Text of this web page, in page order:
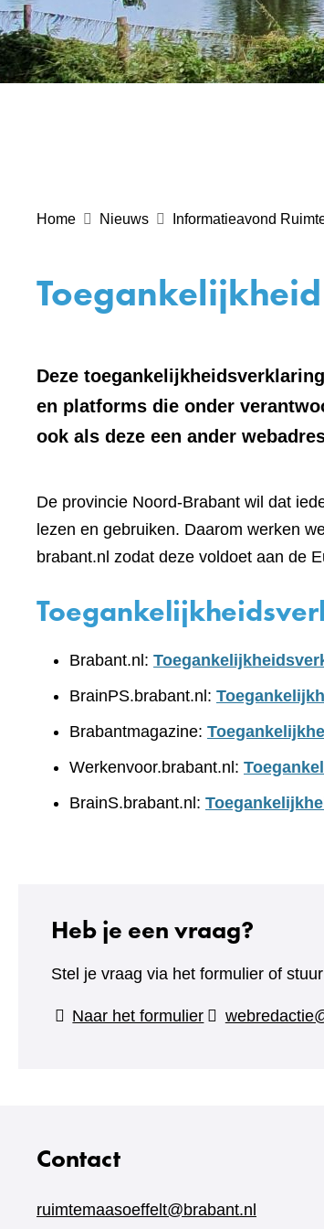
Home Nieuws Informatieavond
Toegankelijkheid
Deze
en platforms die onder
ook als deze een ander
De provincie Noord-Brabant wil dat
lezen en gebruiken. Daarom werken
brabant.nl zodat deze voldoet aan de
Brabant.nl:
BrainPS.brabant.nl:
Brabantmagazine:
Werkenvoor.brabant.nl:
BrainS.brabant.nl:
Heb je een vraag?
Stel je vraag via het formulier of
Naar het formulier(verwijst
Contact
ruimtemaasoeffelt@brabant.nl